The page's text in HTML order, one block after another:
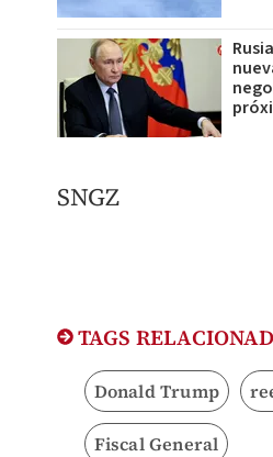
SNGZ
TAGS
Donald Trump
Fiscal General